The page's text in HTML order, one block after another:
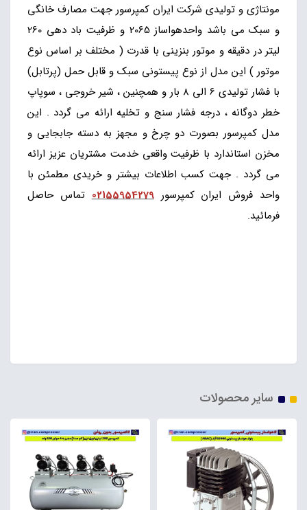
مونتاژی و تولیدی شرکت ایران کمپرسور جهت مصارف خانگی
و سبک می باشد واحدهواساز 2065 و ظرفیت باد دهی 260
لیتر در دقیقه و موتور بنزینی با قدرت ( مختلف بر اساس نوع
موتور ) این مدل از نوع پیستونی سبک و قابل حمل (پرتابل)
با فشار تولیدی 6 الی 8 بار و همچنین ، شیر خروجی ، سوپاپ
خطر دوگانه ، درجه فشار سنج و تخلیه ارائه می گردد . این
مدل کمپرسور بصورت دو چرخ و مجهز به دسته جابجایی و
مخزن استاندارد با ظرفیت واقعی خدمت مشتریان عزیز ارائه
می گردد . جهت کسب اطلاعات بیشتر و خریدی مطمئن با
واحد فروش ایران کمپرسور 02155954279 تماس حاصل
فرمائید.
سایر محصولات